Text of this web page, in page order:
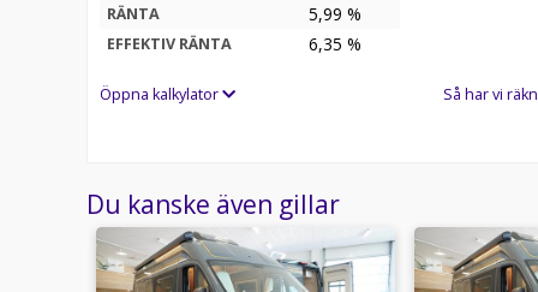
RÄNTA 5,99 %
EFFEKTIV RÄNTA 6,35 %
Öppna kalkylator Så har vi
Du kanske även gillar